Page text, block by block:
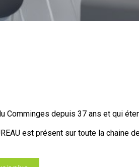
Comminges depuis 37 ans et qui
est présent sur toute la chaine